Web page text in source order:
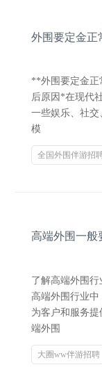
外围要定金正
**外围要定金
后原因*在现代
一些娱乐、社
模
全国外围伴游招
高端外围一般
了解高端外围
高端外围行业
为客户和服务
端外围
大圈ww伴游招聘